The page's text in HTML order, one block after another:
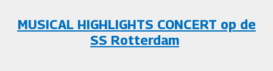
MUSICAL HIGHLIGHTS CONCERT op de
SS Rotterdam